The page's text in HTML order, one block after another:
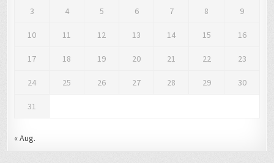
3 4 5 6 7 8 9
10 11 12 13 14 15 16
17 18 19 20 21 22 23
24 25 26 27 28 29 30
31
« Aug.